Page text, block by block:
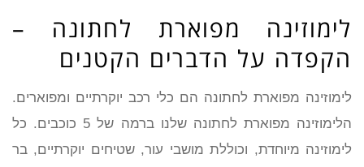
לימוזינה מפוארת לחתונה –
הקפדה על הדברים הקטנים
לימוזינה מפוארת לחתונה הם כלי רכב יוקרתיים ומפוארים.
הלימוזינה מפוארת לחתונה שלנו ברמה של 5 כוכבים. כל
לימוזינה מיוחדת, וכוללת מושבי עור, שטיחים יוקרתיים, בר